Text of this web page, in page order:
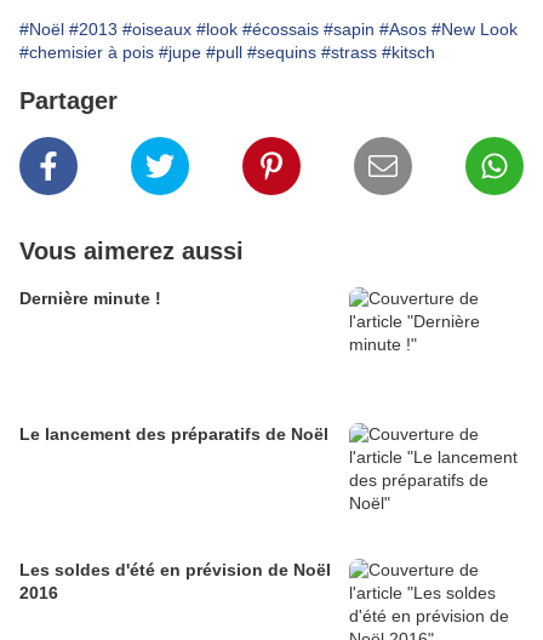
#Noël #2013 #oiseaux #look #écossais #sapin #Asos #New Look
#chemisier à pois #jupe #pull #sequins #strass #kitsch
Partager
Vous aimerez aussi
Dernière minute !
Le lancement des préparatifs de Noël
Les soldes d'été en prévision de Noël
2016